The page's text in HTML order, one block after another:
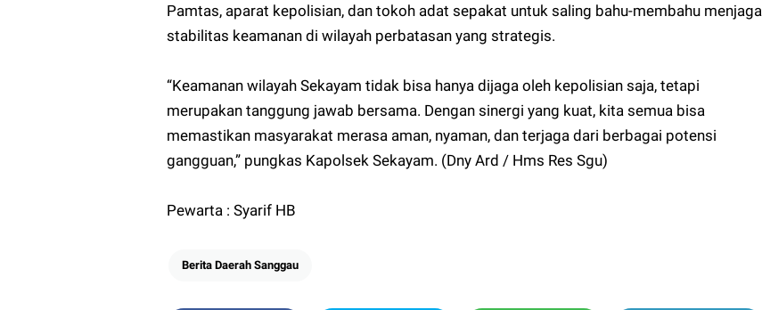
Pamtas, aparat kepolisian, dan tokoh adat sepakat untuk saling bahu-membahu menjaga
stabilitas keamanan di wilayah perbatasan yang strategis.
“Keamanan wilayah Sekayam tidak bisa hanya dijaga oleh kepolisian saja, tetapi
merupakan tanggung jawab bersama. Dengan sinergi yang kuat, kita semua bisa
memastikan masyarakat merasa aman, nyaman, dan terjaga dari berbagai potensi
gangguan,” pungkas Kapolsek Sekayam. (Dny Ard / Hms Res Sgu)
Pewarta : Syarif HB
Berita Daerah Sanggau